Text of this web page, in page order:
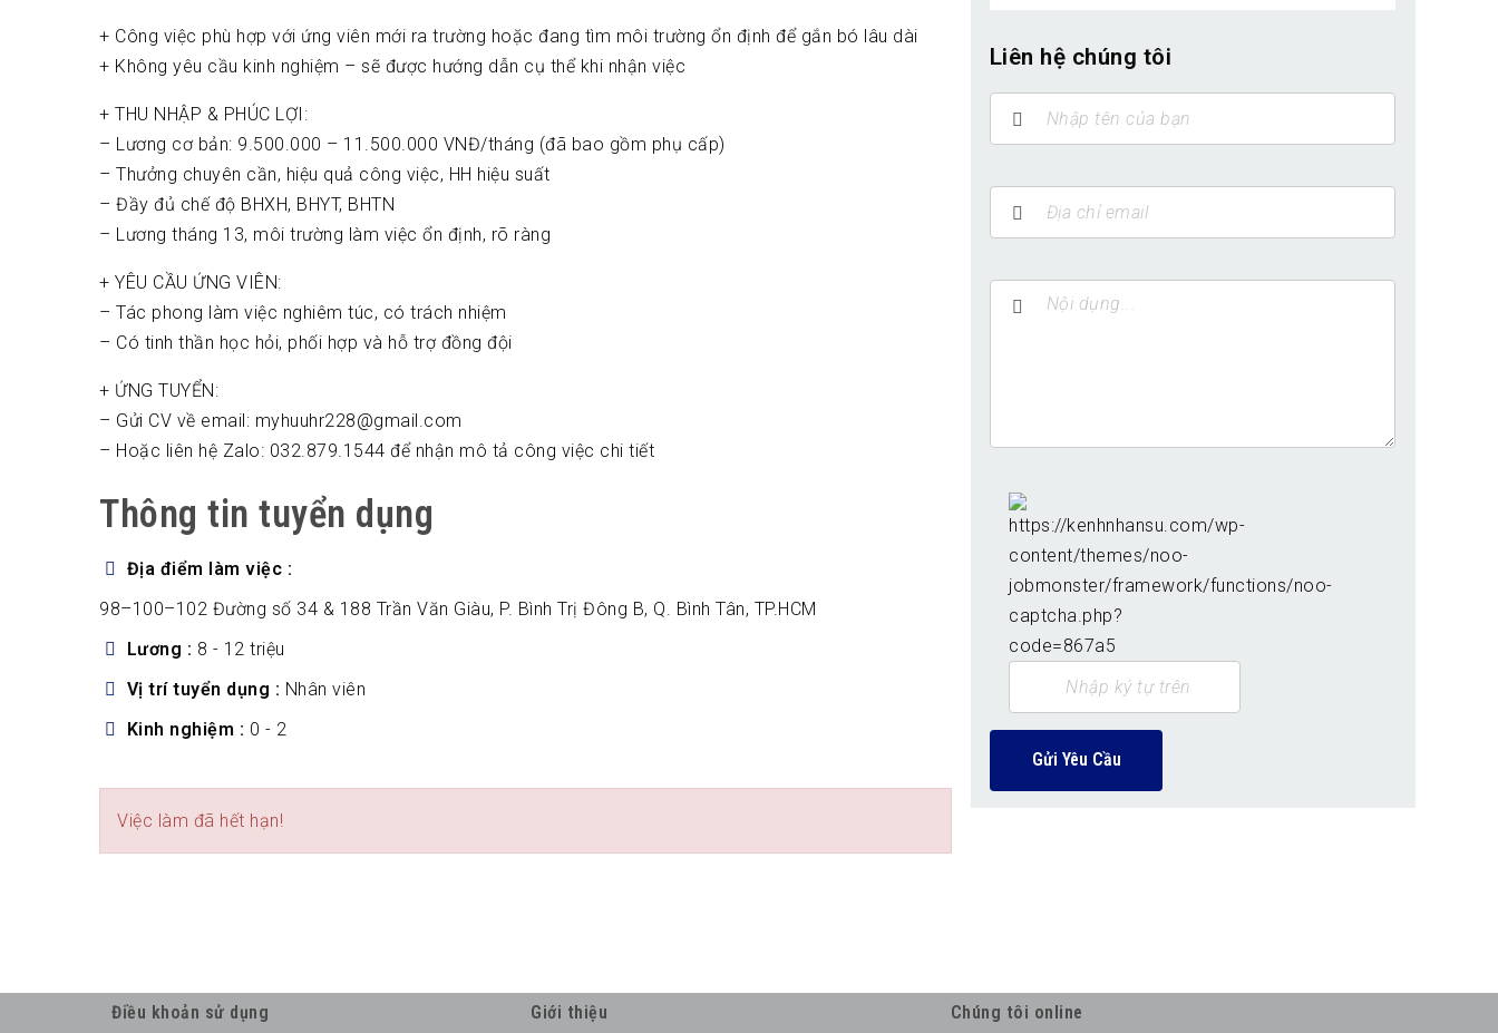
+ Công việc phù hợp với ứng viên mới ra trường hoặc đang tìm môi trường ổn định để gắn bó lâu dài
+ Không yêu cầu kinh nghiệm – sẽ được hướng dẫn cụ thể khi nhận việc
+ THU NHẬP & PHÚC LỢI:
– Lương cơ bản: 9.500.000 – 11.500.000 VNĐ/tháng (đã bao gồm phụ cấp)
– Thưởng chuyên cần, hiệu quả công việc, HH hiệu suất
– Đầy đủ chế độ BHXH, BHYT, BHTN
– Lương tháng 13, môi trường làm việc ổn định, rõ ràng
+ YÊU CẦU ỨNG VIÊN:
– Tác phong làm việc nghiêm túc, có trách nhiệm
– Có tinh thần học hỏi, phối hợp và hỗ trợ đồng đội
+ ỨNG TUYỂN:
– Gửi CV về email: myhuuhr228@gmail.com
– Hoặc liên hệ Zalo: 032.879.1544 để nhận mô tả công việc chi tiết
Thông tin tuyển dụng
Địa điểm làm việc
98–100–102 Đường số 34 & 188 Trần Văn Giàu, P. Bình Trị Đông B, Q. Bình Tân, TP.HCM
Lương
8 - 12 triệu
Vị trí tuyển dụng
Nhân viên
Kinh nghiệm
0 - 2
Việc làm đã hết hạn!
Liên hệ chúng tôi
Gửi Yêu Cầu
Điều khoản sử dụng Giới thiệu Chúng tôi online